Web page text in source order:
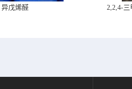
异戊烯醛 2,2,4-